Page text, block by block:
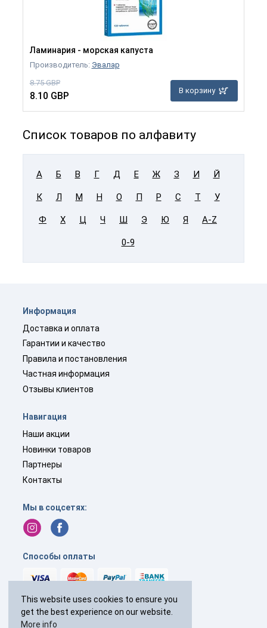
This website uses cookies to ensure you
get the best experience on our website.
More info
Ламинария - морская капуста
Производитель: Эвалар
8.75 GBP
8.10 GBP В корзину
Список товаров по алфавиту
А Б В Г Д Е Ж З И Й
К Л М Н О П Р С Т У
Ф Х Ц Ч Ш Э Ю Я A-Z
0-9
Информация
Доставка и оплата
Гарантии и качество
Правила и постановления
Частная информация
Отзывы клиентов
Навигация
Наши акции
Новинки товаров
Партнеры
Контакты
Мы в соцсетях:
Способы оплаты
+44(0) 238 040 7287
с 9:00 до 19:00 без выходных